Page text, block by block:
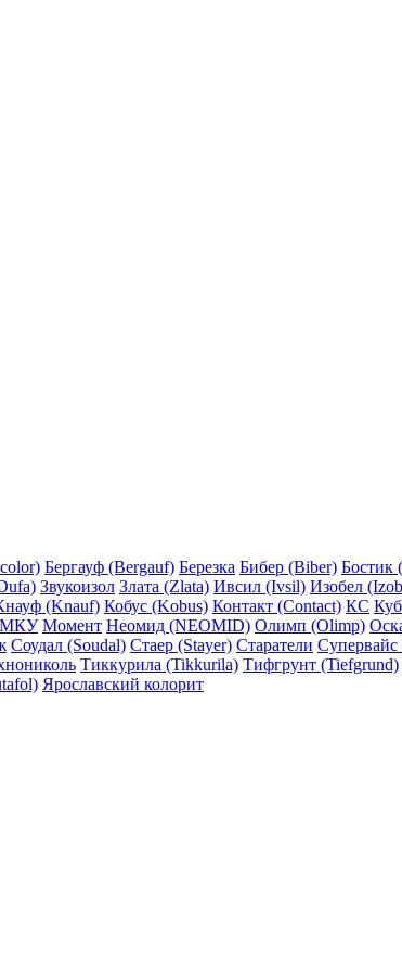
Бергауф (Bergauf) Березка Бибер (Biber) Бостик
Звукоизол Злата (Zlata) Ивсил (Ivsil) Изобел
(Knauf) Кобус (Kobus) Контакт (Contact) КС
МКУ Момент Неомид (NEOMID) Олимп (Olimp)
Соудал (Soudal) Стаер (Stayer) Старатели Супервайс
Тиккурила (Tikkurila) Тифгрунт (Tiefgrund)
Ярославский колорит